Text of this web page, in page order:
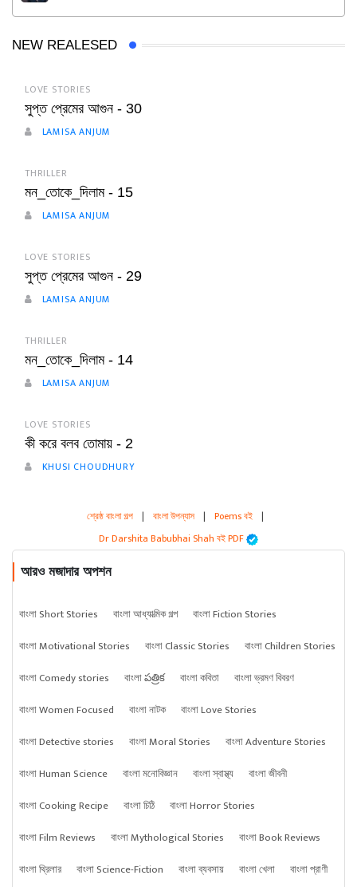
Shah
NEW REALESED
LOVE STORIES
সুপ্ত প্রেমের আগুন - 30
LAMISA ANJUM
THRILLER
মন_তোকে_দিলাম - 15
LAMISA ANJUM
LOVE STORIES
সুপ্ত প্রেমের আগুন - 29
LAMISA ANJUM
THRILLER
মন_তোকে_দিলাম - 14
LAMISA ANJUM
LOVE STORIES
কী করে বলব তোমায় - 2
KHUSI CHOUDHURY
শ্রেষ্ঠ বাংলা গল্প | বাংলা উপন্যাস | Poems বই |
Dr Darshita Babubhai Shah বই PDF
আরও মজাদার অপশন
বাংলা Short Stories বাংলা আধ্যাত্মিক গল্প
বাংলা Fiction Stories
বাংলা Motivational Stories
বাংলা Classic Stories
বাংলা Children Stories
বাংলা Comedy stories
বাংলা పత్రిక বাংলা কবিতা
বাংলা ভ্রমণ বিবরণ
বাংলা Women Focused
বাংলা নাটক
বাংলা Love Stories
বাংলা Detective stories
বাংলা Moral Stories
বাংলা Adventure Stories
বাংলা Human Science
বাংলা মনোবিজ্ঞান বাংলা স্বাস্থ্য
বাংলা জীবনী
বাংলা Cooking Recipe
বাংলা চিঠি
বাংলা Horror Stories
বাংলা Film Reviews
বাংলা Mythological Stories
বাংলা Book Reviews
বাংলা থ্রিলার
বাংলা Science-Fiction বাংলা ব্যবসায় বাংলা খেলা
বাংলা প্রাণী